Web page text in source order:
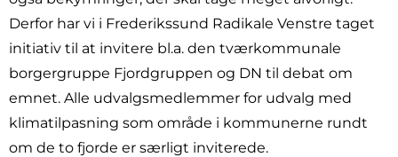
Derfor har vi i Frederikssund Radikale Venstre taget
initiativ til at invitere bl.a. den tværkommunale
borgergruppe Fjordgruppen og DN til debat om
emnet. Alle udvalgsmedlemmer for udvalg med
klimatilpasning som område i kommunerne rundt
om de to fjorde er særligt inviterede.